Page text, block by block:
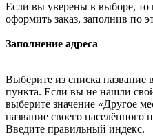
Если вы уверены в выборе, то
оформить заказ, заполнив по
Заполнение адреса
Выберите из списка название
пункта. Если вы не нашли
выберите значение «Другое
название своего населённого
Введите правильный индекс.